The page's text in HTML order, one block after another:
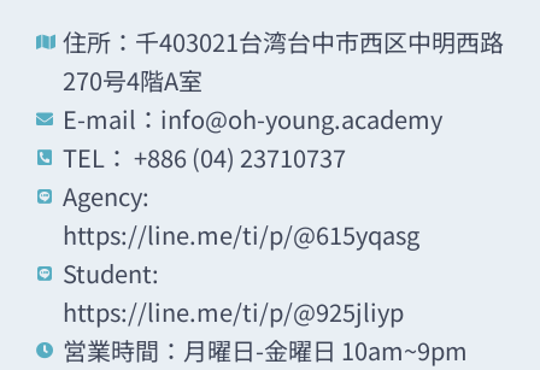
住所：千403021台湾台中市西区中明西路
270号4階A室
E-mail：info@oh-young.academy
TEL： +886 (04) 23710737
Agency:
https://line.me/ti/p/@615yqasg
Student:
https://line.me/ti/p/@925jliyp
営業時間：月曜日-金曜日 10am~9pm